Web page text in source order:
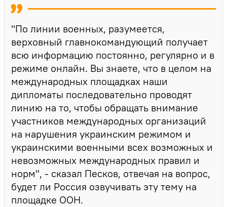
"По линии военных, разумеется,
верховный главнокомандующий получает
всю информацию постоянно, регулярно и в
режиме онлайн. Вы знаете, что в целом на
международных площадках наши
дипломаты последовательно проводят
линию на то, чтобы обращать внимание
участников международных организаций
на нарушения украинским режимом и
украинскими военными всех возможных и
невозможных международных правил и
норм", - сказал Песков, отвечая на вопрос,
будет ли Россия озвучивать эту тему на
площадке ООН.